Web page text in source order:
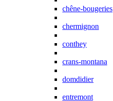
chêne-bougeries
chermignon
conthey
crans-montana
domdidier
entremont